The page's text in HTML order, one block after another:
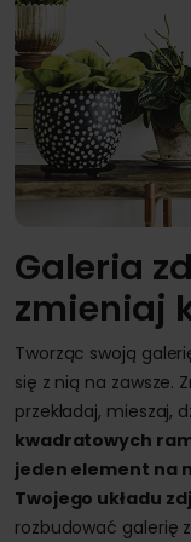
Galeria
zmieniaj
Tworząc swoją
się z nią na zawsze.
przekładaj, mieszaj,
kwadratowych
jeden element na
Twojego układu
rozbudować galerię